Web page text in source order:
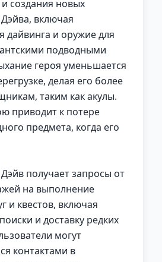
создания новых
включая
дайвинга и оружие для
подводными
героя уменьшается
делая его более
таким как акулы.
приводит к потере
предмета, когда его
получает запросы от
на выполнение
и квестов, включая
и доставку редких
могут
контактами в